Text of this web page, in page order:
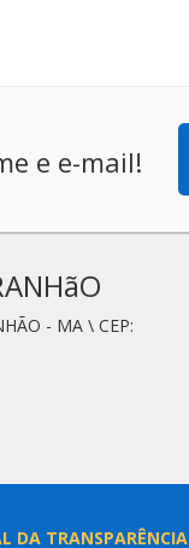
e e-mail!
- MA \ CEP:
DA TRANSPARÊNCIA